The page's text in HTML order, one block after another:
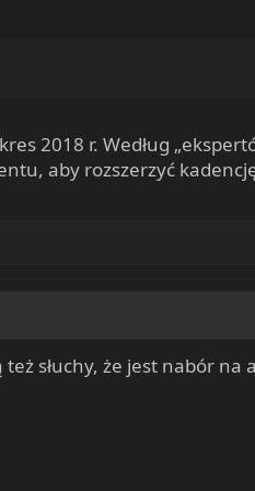
2018 r. Według
aby rozszerzyć
słuchy, że jest nabór na